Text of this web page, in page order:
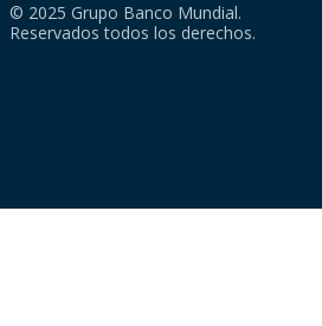
© 2025 Grupo Banco Mundial.
Reservados todos los derechos.